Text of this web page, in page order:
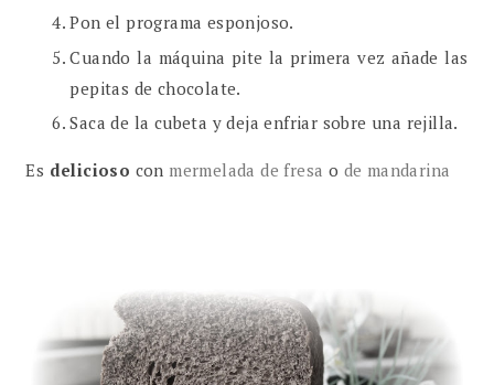
Pon el programa esponjoso.
Cuando la máquina pite la primera vez añade las
pepitas de chocolate.
Saca de la cubeta y deja enfriar sobre una rejilla.
Es delicioso con mermelada de fresa o de mandarina